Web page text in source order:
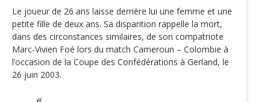
Le joueur de 26 ans laisse derrière lui une femme et une
petite fille de deux ans. Sa disparition rappelle la mort,
dans des circonstances similaires, de son compatriote
Marc-Vivien Foé lors du match Cameroun – Colombie à
l’occasion de la Coupe des Confédérations à Gerland, le
26 juin 2003.